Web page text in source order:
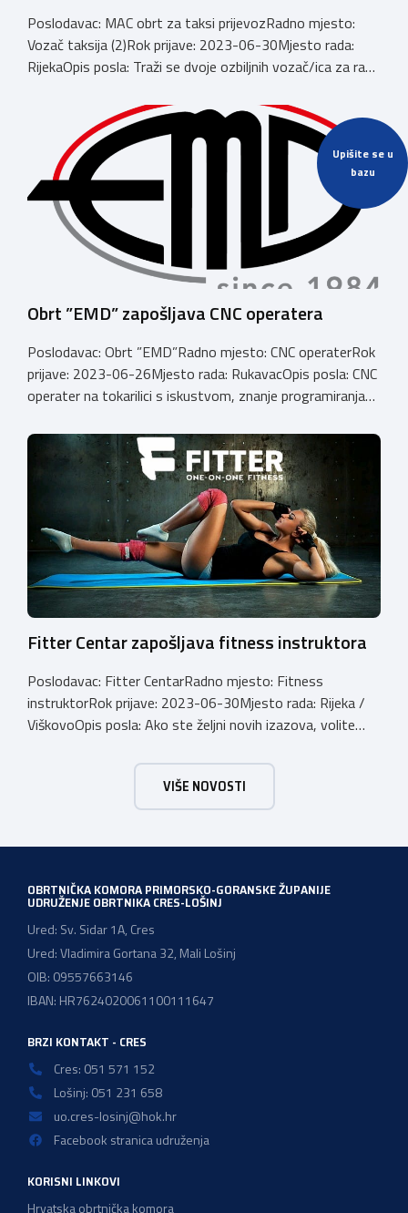
Upišite se u
bazu
Poslodavac: MAC obrt za taksi prijevozRadno mjesto:
Vozač taksija (2)Rok prijave: 2023-06-30Mjesto rada:
RijekaOpis posla: Traži se dvoje ozbiljnih vozač/ica za rad
Cammeo aplikacije na području Rijeke i Opatije. Za sve
upite slobodno se obratite na mob. 0953858832
Branimir. Email:branimirsever@mac.comBroj
telefona:
+385953858832
Obrt ”EMD” zapošljava CNC operatera
Poslodavac: Obrt ”EMD”Radno mjesto: CNC operaterRok
prijave: 2023-06-26Mjesto rada: RukavacOpis posla: CNC
operater na tokarilici s iskustvom, znanje programiranja
telefona: 0915312911
Fitter Centar zapošljava fitness instruktora
Poslodavac: Fitter CentarRadno mjesto: Fitness
instruktorRok prijave: 2023-06-30Mjesto rada: Rijeka /
ViškovoOpis posla: Ako ste željni novih izazova, volite
ljudima, Fitter je pravo mjesto za vas !Komunikativnost,
energičnost, pozitivan stav prema radu i ljubaznost su
neke od osobina koje su ključne za biti kvalitetan osobni
VIŠE NOVOSTI
OBRTNIČKA KOMORA PRIMORSKO-GORANSKE ŽUPANIJE
UDRUŽENJE OBRTNIKA CRES-LOŠINJ
Ured: Sv. Sidar 1A, Cres
Ured: Vladimira Gortana 32, Mali Lošinj
OIB: 09557663146
IBAN: HR7624020061100111647
BRZI KONTAKT - CRES
Cres: 051 571 152
Lošinj: 051 231 658
uo.cres-losinj@hok.hr
Facebook stranica udruženja
KORISNI LINKOVI
Hrvatska obrtnička komora